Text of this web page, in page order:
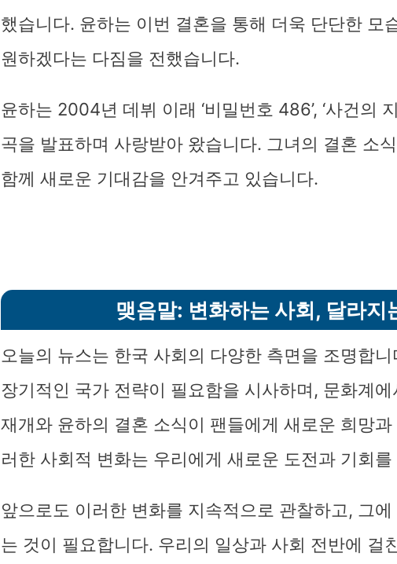
했습니다. 윤하는 이번 결혼을 통해 더욱 단단한 모
원하겠다는 다짐을 전했습니다.
윤하는 2004년 데뷔 이래 ‘비밀번호 486’, ‘사건의
곡을 발표하며 사랑받아 왔습니다. 그녀의 결혼 소
함께 새로운 기대감을 안겨주고 있습니다.
맺음말: 변화하는 사회, 달라지
오늘의 뉴스는 한국 사회의 다양한 측면을 조명합
장기적인 국가 전략이 필요함을 시사하며, 문화계
재개와 윤하의 결혼 소식이 팬들에게 새로운 희망
러한 사회적 변화는 우리에게 새로운 도전과 기회
앞으로도 이러한 변화를 지속적으로 관찰하고, 그
는 것이 필요합니다. 우리의 일상과 사회 전반에 걸